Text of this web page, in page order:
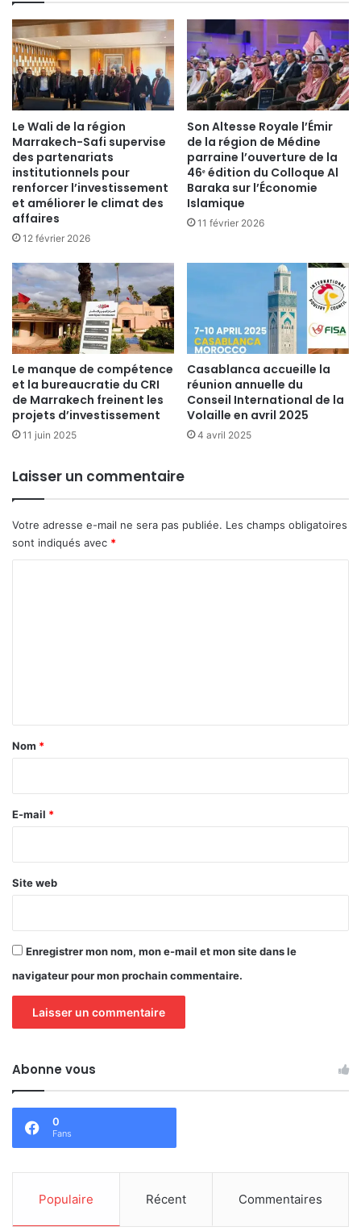
Le Wali de la région
Marrakech-Safi supervise
des partenariats
institutionnels pour
renforcer l’investissement
et améliorer le climat des
affaires
12 février 2026
Son Altesse Royale l’Émir
de la région de Médine
parraine l’ouverture de la
46ᵉ édition du Colloque Al
Baraka sur l’Économie
Islamique
11 février 2026
Le manque de compétence
et la bureaucratie du CRI
de Marrakech freinent les
projets d’investissement
11 juin 2025
Casablanca accueille la
réunion annuelle du
Conseil International de la
Volaille en avril 2025
4 avril 2025
Laisser un commentaire
Votre adresse e-mail ne sera pas publiée. Les champs obligatoires
sont indiqués avec *
a
e
Nom *
E-mail *
Site web
Enregistrer mon nom, mon e-mail et mon site dans le
navigateur pour mon prochain commentaire.
Abonne vous
0
Fans
Populaire Récent Commentaires